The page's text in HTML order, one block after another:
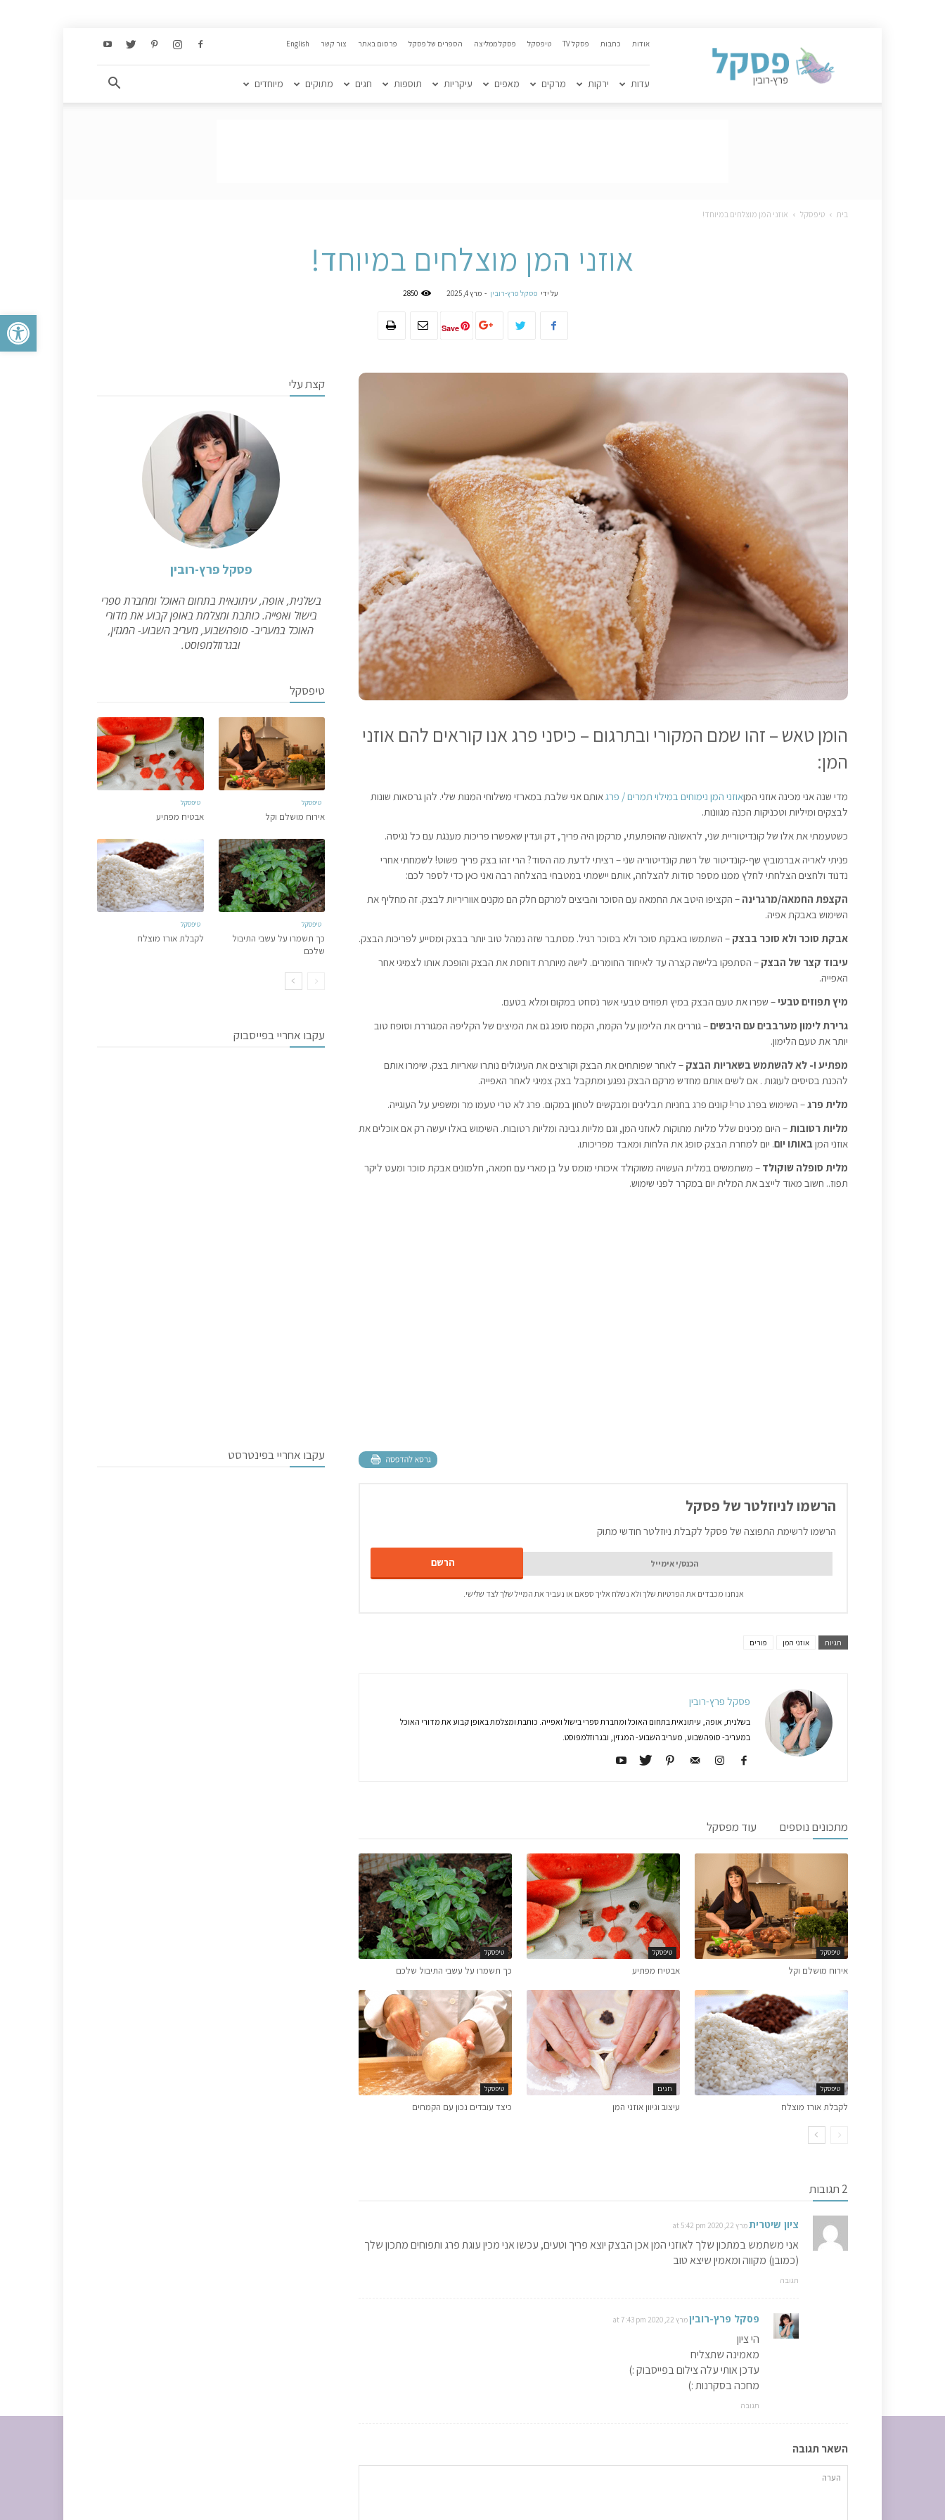
פתח
הקולינרי
פסקל
….
אודות כתבות פסקל TV טיפסקל פסקל ממליצה הספרים של פסקל פרסום באתר צור קשר English
עדות ירקות מרקים מאפים עיקריות תוספות חגים מתוקים מיוחדים
בית טיפסקל אוזני המן מוצלחים במיוחד!
אוזני המן מוצלחים במיוחד!
על ידי פסקל פרץ-רובין - מרץ 4, 2025 2850
Save
הומן טאש– זהו שמם המקורי ובתרגום – כיסני פרג אנו קוראים להם אוזני
המן:
מדי שנה אני מכינה אוזני המןאוזני המן נימוחים במילוי תמרים / פרגאותם אני שלבת במארזי משלוחי המנות שלי. להן גרסאות שונות
לבצקים ומיליות וטכניקות הכנה מגוונות.
כשטעמתי את אלו של קונדיטוריית שני, לראשונה שהופתעתי, מרקמן היה פריך, דק ועדין שאפשרו פריכות מענגת עם כל נגיסה.
פניתי לאריה אברמוביץ שף-קונדיטור של רשת קונדיטוריה שני – רציתי לדעת מה הסוד? הרי זהו בצק פריך פשוט! לשמחתי אחרי
נדנוד ולחצים הצלחתי לחלץ ממנו מספר סודות להצלחה, אותם יישמתי במטבחי בהצלחה רבה ואני כאן כדי לספר לכם:
הקצפת החמאה/מרגרינה – הקציפו היטב את החמאה עם הסוכר והביצים למרקם חלק הם מקנים אווריריות לבצק. זה מחליף את
השימוש באבקת אפיה.
אבקת סוכר ולא סוכר בבצק – השתמשו באבקת סוכר ולא בסוכר רגיל. מסתבר שזה נמהל טוב יותר בבצק ומסייע לפריכות הבצק.
עיבוד קצר של הבצק – הסתפקו בלישה קצרה עד לאיחוד החומרים. לישה מיותרת דוחסת את הבצק והופכת אותו לצמיגי אחר
האפייה.
מיץ תפוזים טבעי – שפרו את טעם הבצק במיץ תפוזים טבעי אשר נסחט במקום ומלא בטעם.
גרירת לימון מערבבים עם היבשים– גוררים את הלימון על הקמח, הקמח סופג גם את המיצים של הקליפה המגוררת וסופח טוב
יותר את טעם הלימון.
מפתיע !- לא להשתמש בשאריות הבצק – לאחר שפותחים את הבצק וקורצים את העיגולים נותרו שאריות בצק. שימרו אותם
להכנת בסיסים לעוגות . אם לשים אותם מחדש מרקם הבצק נפגע ומתקבל בצק צמיגי לאחר האפייה.
מלית פרג– השימוש בפרג טרי! קונים פרג בחניות תבלינים ומבקשים לטחון במקום. פרג לא טרי טעמו מר ומשפיע על העוגייה.
מליות רטובות– היום מכינים שלל מליות מתוקות לאוזני המן, וגם מליות גבינה ומליות רטובות. השימוש באלו יעשה רק אם אוכלים את
אוזני המןבאותו יום. יום למחרת הבצק סופג את הלחות ומאבד מפריכותו.
מלית סופלה שוקולד – משתמשים במלית העשויה משוקולד איכותי מומס על בן מארי עם חמאה, חלמונים אבקת סוכר ומעט ליקר
תפוז.. חשוב מאוד לייצב את המלית יום במקרר לפני שימוש.
הרשמו לניוזלטר של פסקל
הרשמו לרשימת התפוצה של פסקל לקבלת ניוזלטר חודשי מתוק
אנחנו מכבדים את הפרטיות שלך ולא נשלח אליך ספאם או נעביר את המייל שלך לצד שלישי.
תגיות אוזני המן פורים
פסקל פרץ-רובין
בשלנית, אופה, עיתונאית בתחום האוכל ומחברת ספרי בישול ואפייה. כותבת ומצלמת באופן קבוע את מדורי האוכל
במעריב- סופהשבוע, מעריב השבוע- המגזין, ובגרוזלמפוסט.
מתכונים נוספים עוד מפסקל
טיפסקל
אירוח מושלם וקל
טיפסקל
אבטיח מפתיע
טיפסקל
כך תשמרו על עשבי התיבול שלכם
טיפסקל
לקבלת אורז מוצלח
חגים
עיצוב וגיוון אוזני המן
טיפסקל
כיצד עובדים נכון עם הקמחים
2 תגובות
ציון שיטריתמרץ 22, 2020 at 5:42 pm
אני משתמש במתכון שלך לאוזני המן אכן הבצק יוצא פריך וטעים, עכשו אני מכין עוגת פרג ותפוחים מתכון שלך
(כמובן) מקווה ומאמין שיצא טוב
תגובה
פסקל פרץ-רוביןמרץ 22, 2020 at 7:43 pm
הי ציון
מאמינה שתצליח
עדכן אותי עלה צילום בפייסבוק :)
מחכה בסקרנות :)
תגובה
השאר תגובה
קצת עלי
פסקל פרץ-רובין
בשלנית, אופה, עיתונאית בתחום האוכל ומחברת ספרי
בישול ואפייה. כותבת ומצלמת באופן קבוע את מדורי
האוכל במעריב- סופהשבוע, מעריב השבוע- המגזין,
ובגרוזלמפוסט.
טיפסקל
טיפסקל
אירוח מושלם וקל
טיפסקל
אבטיח מפתיע
טיפסקל
כך תשמרו על עשבי התיבול
שלכם
טיפסקל
לקבלת אורז מוצלח
עקבו אחריי בפייסבוק
עקבו אחריי בפינטרסט